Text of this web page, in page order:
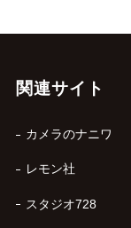
関連サイト
カメラのナニワ
レモン社
スタジオ728